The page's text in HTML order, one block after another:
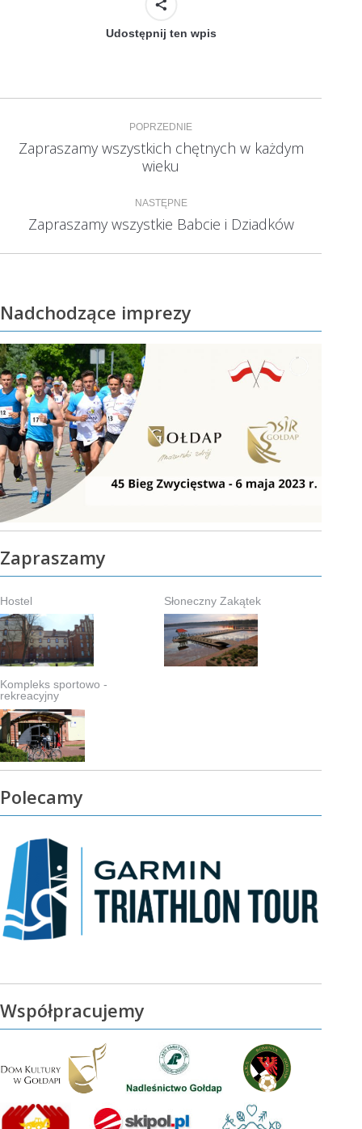
Udostępnij ten wpis
Nawigacja
wpisów
POPRZEDNIE
Poprzedni
wpis:
Zapraszamy wszystkich chętnych w każdym
wieku
NASTĘPNE
Następny
Zapraszamy wszystkie Babcie i Dziadków
Nadchodzące imprezy
Zapraszamy
Hostel Słoneczny Zakątek
Kompleks sportowo -
rekreacyjny
Polecamy
Współpracujemy